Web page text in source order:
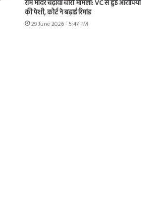
राम मंदिर चढ़ावा चोरी मामला: VC से हुई आरोपियों
की पेशी, कोर्ट ने बढ़ाई रिमांड
29 June 2026 - 5:47 PM